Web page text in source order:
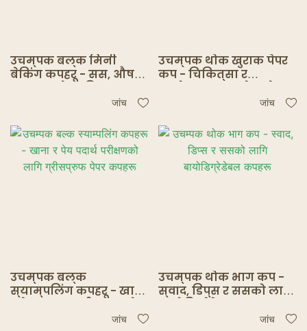
उचम्पक बल्क मिनी
बेकिंग कपहरू - सस, औषधि
ग्रीसप्रुफ पेपर कपहरू
जांच
उचम्पक थोक खुराक पेपर
कप - चिकित्सा र
लागि ग्रीसप्रूफ पोर्शन
जांच
उचम्पक बल्क
स्याम्पलिंग कपहरू - खाना
लागि ग्रीसप्रुफ पेपरजांच
उचम्पक थोक भाग कप -
स्वाद, डिप्स र ससको लागि
जांच